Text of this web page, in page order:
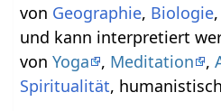
von Geographie, Biologie,
und kann interpretiert
vonYoga , Meditation ,
Spiritualität,